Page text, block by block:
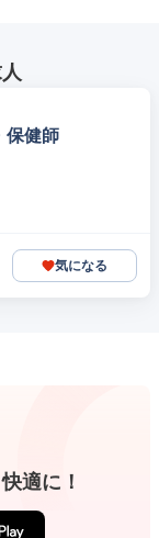
保健師
気になる
適に！